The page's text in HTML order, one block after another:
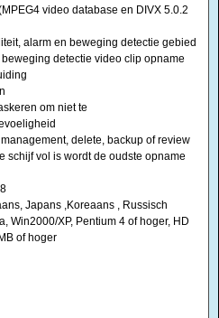
video database en DIVX 5.0.2
alarm en beweging detectie gebied
detectie video clip opname
om niet te
delete, backup of review
schijf vol is wordt de oudste opname
Japans ,Koreaans , Russisch
Win2000/XP, Pentium 4 of hoger, HD
of hoger